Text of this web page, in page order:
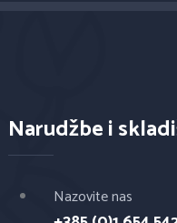
Narudžbe i
Nazovite nas